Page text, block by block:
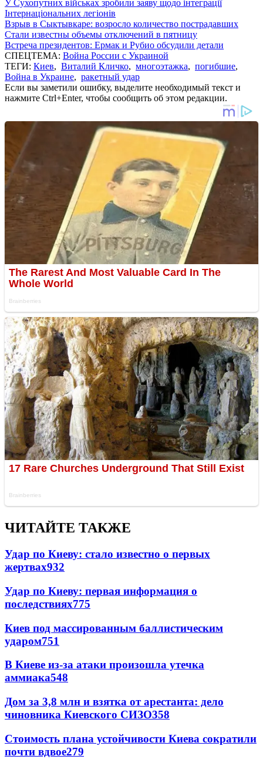
У Сухопутних військах зробили заяву щодо інтеграції
Інтернаціональних легіонів
Взрыв в Сыктывкаре: возросло количество пострадавших
Стали известны объемы отключений в пятницу
Встреча президентов: Ермак и Рубио обсудили детали
СПЕЦТЕМА: Война России с Украиной
ТЕГИ: Киев, Виталий Кличко, многоэтажка, погибшие,
Война в Украине, ракетный удар
Если вы заметили ошибку, выделите необходимый текст и
нажмите Ctrl+Enter, чтобы сообщить об этом редакции.
ЧИТАЙТЕ ТАКЖЕ
Удар по Киеву: стало известно о первых
жертвах932
Удар по Киеву: первая информация о
последствиях775
Киев под массированным баллистическим
ударом751
В Киеве из-за атаки произошла утечка
аммиака548
Дом за 3,8 млн и взятка от арестанта: дело
чиновника Киевского СИЗО358
Стоимость плана устойчивости Киева сократили
почти вдвое279